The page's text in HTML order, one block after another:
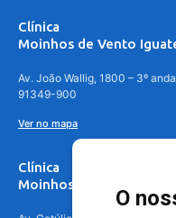
O
Clínica
Moinhos de Vento
Av. João Wallig, 1800 – 3º
91349-900
Ver no mapa
Clínica
Moinhos de Vento